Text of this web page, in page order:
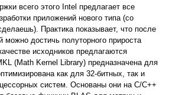
всего этого Intel предлагает все
приложений нового типа (со
Практика показывает, что после
можно достичь полуторного прироста
исходников предлагаются
(Math Kernel Library) предназначена для
как для 32-битных, так и
систем. Основаны они на C/C++